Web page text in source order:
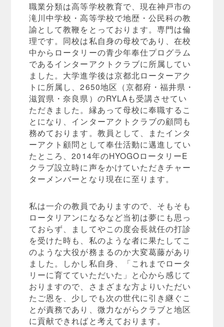
職業分類は高等学校教育で、現在神戸市の
滝川中学校・高等学校で地歴・公民科の教
諭として教鞭をとっております。専門は倫
理です。同校は私自身の母校であり、在校
中からロータリーの青少年奉仕プログラム
であるインターアクトクラブに所属してい
ました。大学進学後は京都北ローターアク
トに所属し、2650地区（京都府・福井県・
滋賀県・奈良県）のRYLAも受講させてい
ただきました。縁あって母校に奉職するこ
とになり、インターアクトクラブの顧問も
務めております。教員として、またインタ
ーアクト顧問として奉仕活動に邁進してい
たところ、2014年のHYOGOロータリーE
クラブ設立時に声をかけていただきチャー
ターメンバーとなり現在に至ります。
私は一介の教員でありますので、そもそも
ロータリアンになるなど当初は夢にも思っ
ておらず、ましてやこの度会長就任の打診
を受けた時も、私のような者に果たしてこ
のような大役が務まるのか大変葛藤があり
ました。しかし私自身、「これまでロータ
リーに育てていただいた」と心から感じて
おりますので、さまざまな方よりいただい
たご恩を、少しでも次の世代に引き継ぐこ
とが責務であり、微力ながらクラブと地区
に貢献できればと考えております。